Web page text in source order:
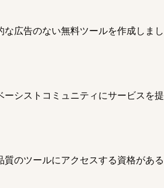
広告のない無料ツールを作成しまし
シストコミュニティにサービスを提
のツールにアクセスする資格がある